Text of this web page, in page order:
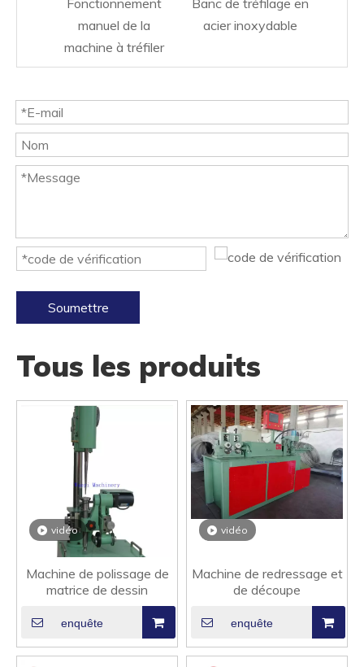
Fonctionnement
manuel de la
machine à tréfiler
Banc de tréfilage en
acier inoxydable
Soumettre
Tous les produits
vidéo
Machine de polissage de
matrice de dessin
enquête
vidéo
Machine de redressage et
de découpe
enquête